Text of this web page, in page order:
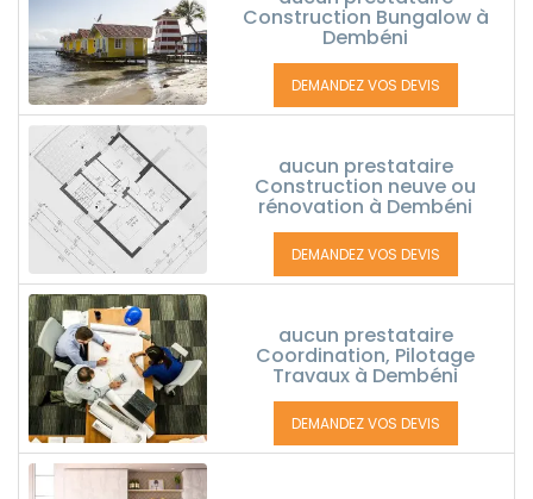
Construction Bungalow à
Dembéni
DEMANDEZ VOS DEVIS
aucun prestataire
Construction neuve ou
rénovation à Dembéni
DEMANDEZ VOS DEVIS
aucun prestataire
Coordination, Pilotage
Travaux à Dembéni
DEMANDEZ VOS DEVIS